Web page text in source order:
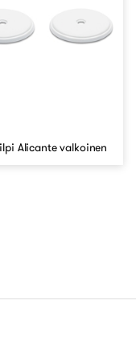
Alicante valkoinen